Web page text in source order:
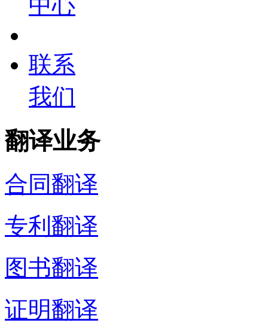
联系
我们
翻译业务
合同翻译
专利翻译
图书翻译
证明翻译